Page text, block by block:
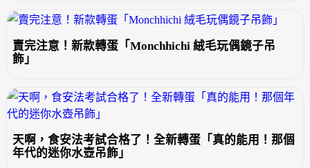
賣完注意！新款轉蛋「Monchhichi 絨毛玩偶鏡子吊
飾」
天啊，食安法考試合格了！全新轉蛋「真的能用！那個
年代的迷你水壺吊飾」